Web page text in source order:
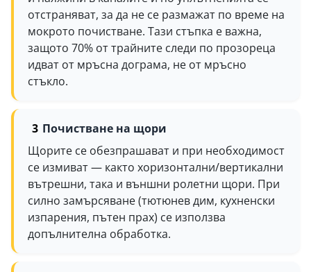
отстраняват, за да не се размажат по време на
мокрото почистване. Тази стъпка е важна,
защото 70% от трайните следи по прозореца
идват от мръсна дограма, не от мръсно
стъкло.
Почистване на щори
Щорите се обезпрашават и при необходимост
се измиват — както хоризонтални/вертикални
вътрешни, така и външни ролетни щори. При
силно замърсяване (тютюнев дим, кухненски
изпарения, пътен прах) се използва
допълнителна обработка.